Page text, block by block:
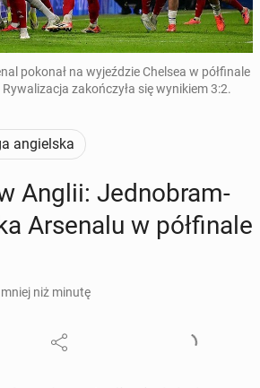
pokonał na wyjeździe Chelsea w półfinale
zakończyła się wynikiem 3:2.
angielska
Anglii: Jed­no­bram­
Ar­se­na­lu w pół­fi­na­le
niż minutę